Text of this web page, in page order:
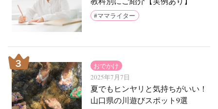
ママライター
おでかけ
2025年7月7日
夏でもヒンヤリと気持ちがいい！
山口県の川遊びスポット9選